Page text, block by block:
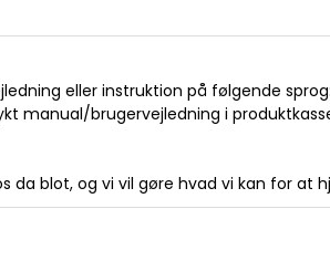
eller instruktion på følgende sprog:
manual/brugervejledning i
da blot, og vi vil gøre hvad vi kan for at